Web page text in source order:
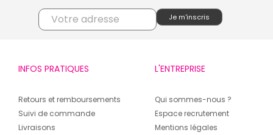
INFOS PRATIQUES
Retours et remboursements
Suivi de commande
Livraisons
L'ENTREPRISE
Qui sommes-nous ?
Espace recrutement
Mentions légales